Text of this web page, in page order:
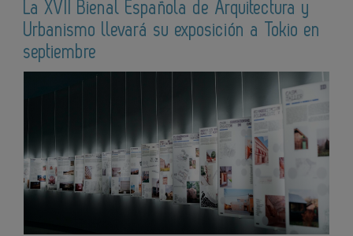
Empresas de
La XVII Bienal Española de Arquitectura y
Urbanismo llevará su exposición a Tokio en
septiembre